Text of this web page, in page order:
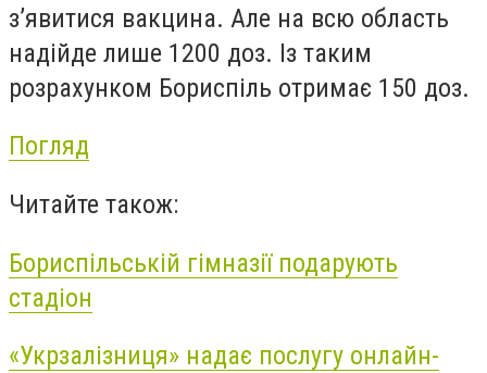
з’явитися вакцина. Але на всю область
надійде лише 1200 доз. Із таким
розрахунком Бориспіль отримає 150 доз.
Погляд
Читайте також:
Бориспільській гімназії подарують
стадіон
«Укрзалізниця» надає послугу онлайн-